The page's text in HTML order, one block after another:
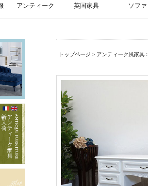
トップページ > アンティーク風家具